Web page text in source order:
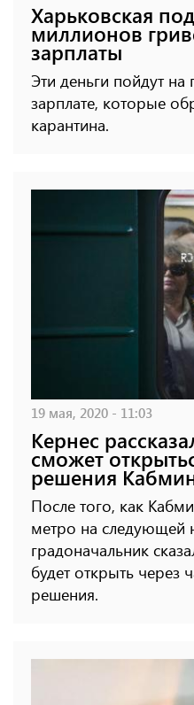
Харьковская
миллионов
зарплаты
Эти деньги пойдут
зарплате, которые
карантина.
19 мая, 2020 - 11:03
Кернес
сможет
решения
После того, как
метро на следующей
градоначальник
будет открыть через
решения.